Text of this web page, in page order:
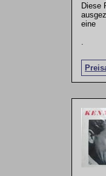
Diese
eine